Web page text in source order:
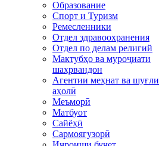
Образование
Спорт и Туризм
Ремесленники
Отдел здравоохранения
Отдел по делам религий
Мактубҳо ва муроҷиати
шаҳрвандон
Агентии меҳнат ва шуғли
аҳолӣ
Меъморӣ
Матбуот
Сайёҳӣ
Сармоягузорӣ